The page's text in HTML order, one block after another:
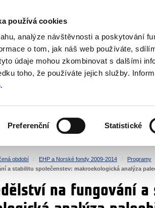
používá cookies
analýze návštěvnosti a poskytování
o tom, jak náš web používáte,
údaje mohou zkombinovat s dalšími
toho, že používáte jejich služby.
.
Preferenční Statistické
Norska
LIDSKÁ PRÁVA
období EHP a Norské fondy 2009-2014 Programy
a stabilitu společenstev: makroekologická analýza
na fungování